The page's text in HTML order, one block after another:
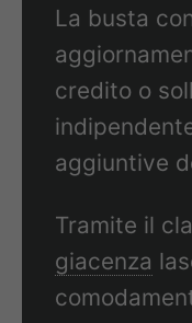
La busta
credito o
aggiuntive
Tramite il
giacenza